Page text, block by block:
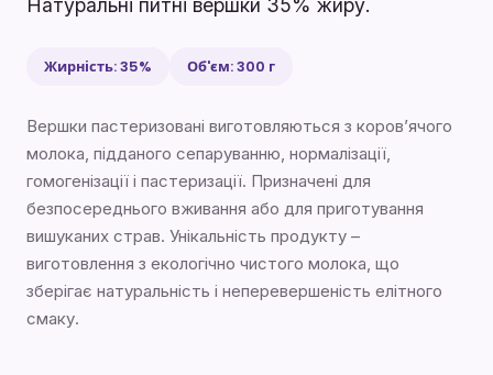
Натуральні питні вершки 35% жиру.
Жирність: 35% Об'єм: 300 г
Вершки пастеризовані виготовляються з коров’ячого
молока, підданого сепаруванню, нормалізації,
гомогенізації і пастеризації. Призначені для
безпосереднього вживання або для приготування
вишуканих страв. Унікальність продукту –
виготовлення з екологічно чистого молока, що
зберігає натуральність і неперевершеність елітного
смаку.